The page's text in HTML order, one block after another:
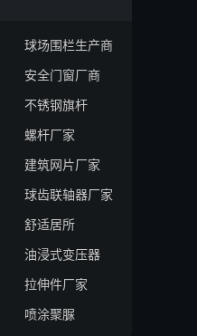
球场围栏生产商
安全门窗厂商
不锈钢旗杆
螺杆厂家
建筑网片厂家
球齿联轴器厂家
舒适居所
油浸式变压器
拉伸件厂家
喷涂聚脲